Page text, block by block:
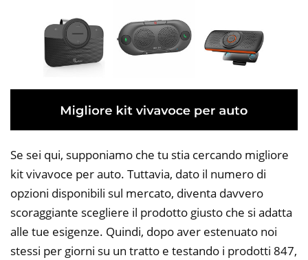
Se sei qui, supponiamo che tu stia cercando migliore
kit vivavoce per auto. Tuttavia, dato il numero di
opzioni disponibili sul mercato, diventa davvero
scoraggiante scegliere il prodotto giusto che si adatta
alle tue esigenze. Quindi, dopo aver estenuato noi
stessi per giorni su un tratto e testando i prodotti 847,